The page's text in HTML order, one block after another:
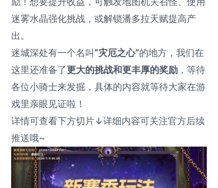
迷雾水晶强化挑战，或解锁潘多拉天赋提高产
出。
迷城深处有一个名叫“灾厄之心”的地方，我们在
这里还准备了更大的挑战和更丰厚的奖励，等待
各位小骑士来发掘，具体的内容就等待大家在游
戏里亲眼见证啦！
详情可查看下方切片↓详细内容可关注官方后续
推送哦~